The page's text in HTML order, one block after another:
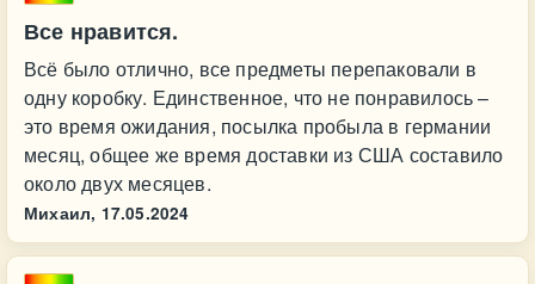
Все нравится.
Всё было отлично, все предметы перепаковали в
одну коробку. Единственное, что не понравилось –
это время ожидания, посылка пробыла в германии
месяц, общее же время доставки из США составило
около двух месяцев.
Михаил, 17.05.2024